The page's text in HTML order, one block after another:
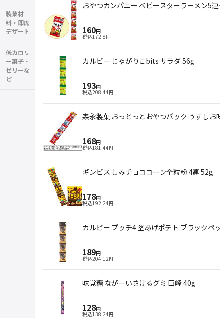
製菓材
料・即席
デザート
低カロリ
ー菓子・
ゼリーな
ど
おやつカンパニー ベビースターラーメン5
160円
税込172.8円
カルビー じゃがりこbits サラダ 56g
193円
税込208.44円
森永製菓 おっとっとおやつパック うすし
168円
税込181.44円
ギンビス しみチョココーン全粒粉 4連 52g
178円
税込192.24円
カルビー プッチ4 堅あげポテト ブラックペ
189円
税込204.12円
味覚糖 ながーいさけるグミ 巨峰 40g
128円
税込138.24円